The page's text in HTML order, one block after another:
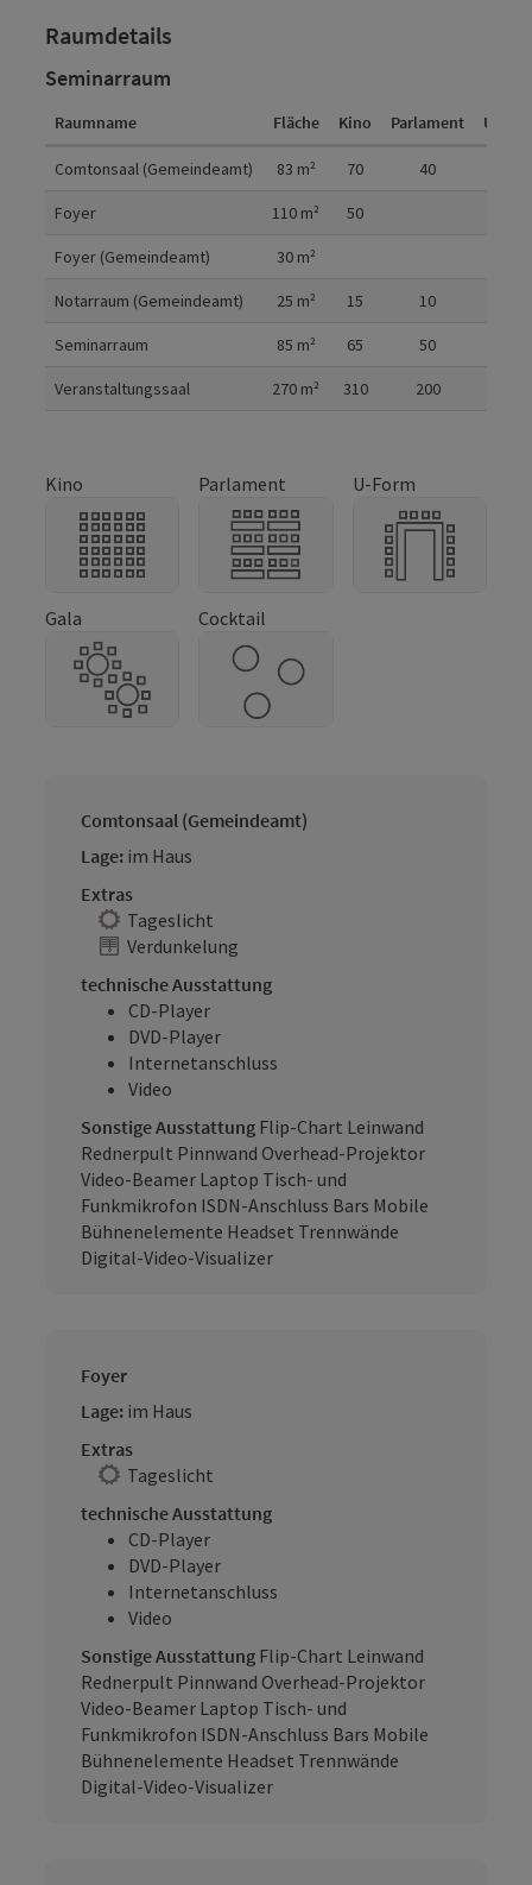
Raumdetails
Seminarraum
Raumname Fläche Kino Parlament U-
Comtonsaal (Gemeindeamt) 83 m² 70 40
Foyer 110 m² 50
Foyer (Gemeindeamt) 30m²
Notarraum (Gemeindeamt) 25 m² 15 10
Seminarraum 85 m² 65 50
Veranstaltungssaal 270 m² 310 200
Kino Parlament U-Form
Gala Cocktail
Comtonsaal (Gemeindeamt)
Lage: im Haus
Extras
Tageslicht
Verdunkelung
technische Ausstattung
CD-Player
DVD-Player
Internetanschluss
Video
Sonstige Ausstattung Flip-Chart Leinwand
Rednerpult Pinnwand Overhead-Projektor
Video-Beamer Laptop Tisch- und
Funkmikrofon ISDN-Anschluss Bars Mobile
Bühnenelemente Headset Trennwände
Digital-Video-Visualizer
Foyer
Lage: im Haus
Extras
Tageslicht
technische Ausstattung
CD-Player
DVD-Player
Internetanschluss
Video
Sonstige Ausstattung Flip-Chart Leinwand
Rednerpult Pinnwand Overhead-Projektor
Video-Beamer Laptop Tisch- und
Funkmikrofon ISDN-Anschluss Bars Mobile
Bühnenelemente Headset Trennwände
Digital-Video-Visualizer